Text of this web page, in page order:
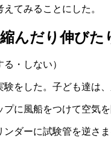
てみることにした。
んだり伸び
・しない）
験をした。子ども達は
プに風船をつけて空気
ンダーに試験管を逆さ